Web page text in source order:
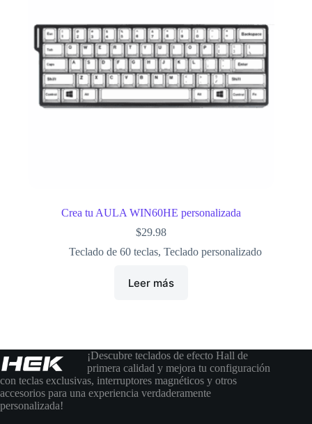
Crea tu AULA WIN60HE personalizada
$29.98
Teclado de 60 teclas, Teclado personalizado
Leer más
¡Descubre teclados de efecto Hall de
primera calidad y mejora tu configuración
con teclas exclusivas, interruptores magnéticos y otros
accesorios para una experiencia verdaderamente
personalizada!